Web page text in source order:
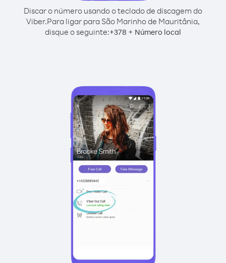
Discar o número usando o teclado de discagem do
Viber.Para ligar para São Marinho de Mauritânia,
disque o seguinte:+378 + Número local